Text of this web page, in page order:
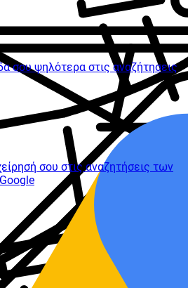
σου ψηλότερα στις αναζήτησεις
σου στις αναζητήσεις των